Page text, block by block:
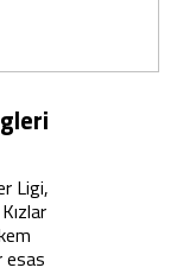
Ligi,
esas